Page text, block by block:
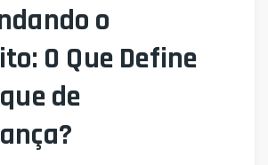
o
O Que Define
de